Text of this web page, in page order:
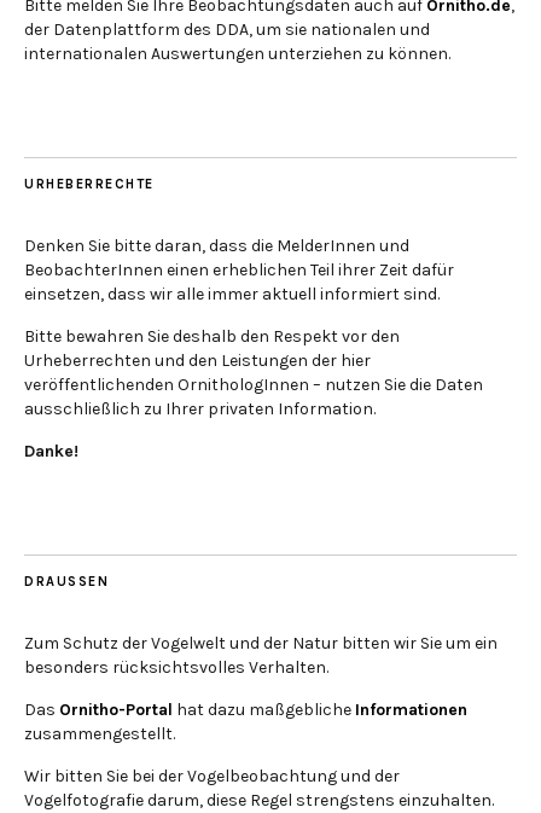
Bitte melden Sie Ihre Beobachtungsdaten auch auf Ornitho.de,
der Datenplattform des DDA, um sie nationalen und
internationalen Auswertungen unterziehen zu können.
URHEBERRECHTE
Denken Sie bitte daran, dass die MelderInnen und
BeobachterInnen einen erheblichen Teil ihrer Zeit dafür
einsetzen, dass wir alle immer aktuell informiert sind.
Bitte bewahren Sie deshalb den Respekt vor den
Urheberrechten und den Leistungen der hier
veröffentlichenden OrnithologInnen – nutzen Sie die Daten
ausschließlich zu Ihrer privaten Information.
Danke!
DRAUSSEN
Zum Schutz der Vogelwelt und der Natur bitten wir Sie um ein
besonders rücksichtsvolles Verhalten.
Das Ornitho-Portal hat dazu maßgebliche Informationen
zusammengestellt.
Wir bitten Sie bei der Vogelbeobachtung und der
Vogelfotografie darum, diese Regel strengstens einzuhalten.